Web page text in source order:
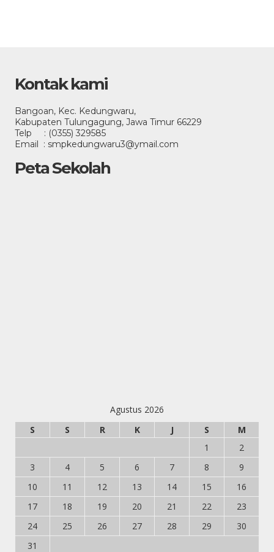
Kontak kami
Bangoan, Kec. Kedungwaru,
Kabupaten Tulungagung, Jawa Timur 66229
Telp : (0355) 329585
Email : smpkedungwaru3@ymail.com
Peta Sekolah
Agustus 2026
S
S R K J S
M
1
2
3
4 5 6 7 8
9
10
11 12 13 14 15
16
17
18 19 20 21 22
23
24
25 26 27 28 29
30
31